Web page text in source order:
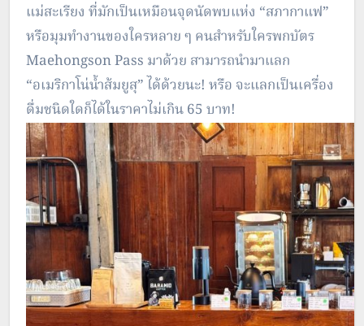
แม่สะเรียง ที่มักเป็นเหมือนจุดนัดพบแห่ง “สภากาแฟ”
หรือมุมทำงานของใครหลาย ๆ คนสำหรับใครพกบัตร
Maehongson Pass มาด้วย สามารถนำมาแลก
“อเมริกาโน่น้ำส้มยูสุ” ได้ด้วยนะ! หรือ จะแลกเป็นเครื่อง
ดื่มชนิดใดก็ได้ในราคาไม่เกิน 65 บาท!